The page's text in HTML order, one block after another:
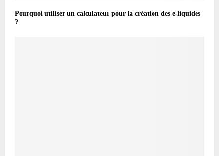
Pourquoi utiliser un calculateur pour la création des e-liquides
?